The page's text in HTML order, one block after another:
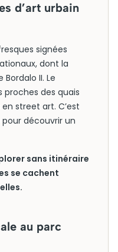
d’art urbain
signées
dont la
II. Le
proches des quais
street art. C’est
découvrir un
sans itinéraire
se cachent
au parc